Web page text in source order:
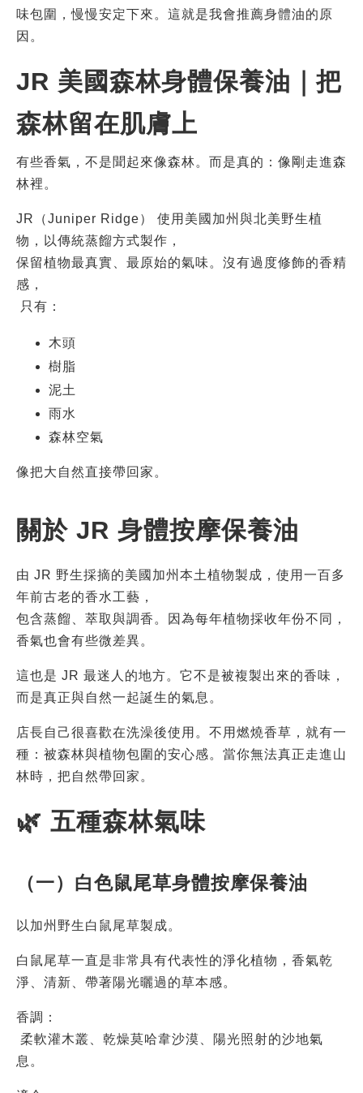
味包圍，慢慢安定下來。這就是我會推薦身體油的原
因。
JR 美國森林身體保養油｜把
森林留在肌膚上
有些香氣，不是聞起來像森林。而是真的：像剛走進森
林裡。
JR（Juniper Ridge） 使用美國加州與北美野生植
物，以傳統蒸餾方式製作，
保留植物最真實、最原始的氣味。沒有過度修飾的香精
感，
只有：
木頭
樹脂
泥土
雨水
森林空氣
像把大自然直接帶回家。
關於 JR 身體按摩保養油
由 JR 野生採摘的美國加州本土植物製成，使用一百多
年前古老的香水工藝，
包含蒸餾、萃取與調香。因為每年植物採收年份不同，
香氣也會有些微差異。
這也是 JR 最迷人的地方。它不是被複製出來的香味，
而是真正與自然一起誕生的氣息。
店長自己很喜歡在洗澡後使用。不用燃燒香草，就有一
種：被森林與植物包圍的安心感。當你無法真正走進山
林時，把自然帶回家。
🌿 五種森林氣味
（一）白色鼠尾草身體按摩保養油
以加州野生白鼠尾草製成。
白鼠尾草一直是非常具有代表性的淨化植物，香氣乾
淨、清新、帶著陽光曬過的草本感。
香調：
息。